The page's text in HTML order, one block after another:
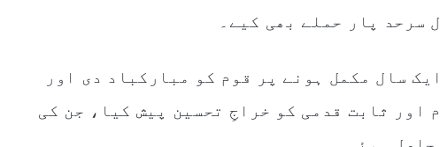
سرحد پار حملے بھی کیے۔
سال مکمل ہونے پر قوم کو مبارکباد دی اور
اور ثابت قدمی کو خراجِ تحسین پیش کیا، جن کی